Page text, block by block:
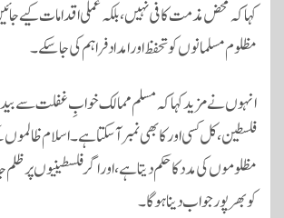
کہا کہ محض مذمت کافی نہیں، بلکہ عملی اقدامات کیے
مظلوم مسلمانوں کو تحفظ اور امداد فراہم کی جا سکے۔
انہوں نے مزید کہا کہ مسلم ممالک خوابِ غفلت سے
فلسطین، کل کسی اور کا بھی نمبر آ سکتا ہے۔ اسلام
مظلوموں کی مدد کا حکم دیتا ہے، اور اگر فلسطینیوں پر ظلم
کو بھرپور جواب دینا ہوگا۔